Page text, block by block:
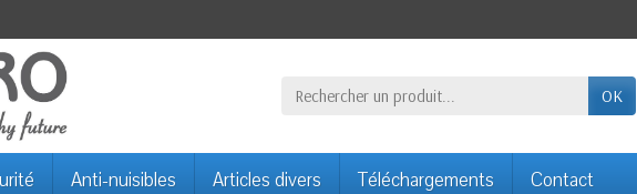
OK
Anti-nuisibles Articles divers Téléchargements Contact